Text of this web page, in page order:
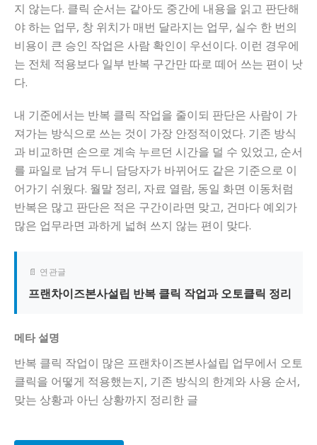
지 않는다. 클릭 순서는 같아도 중간에 내용을 읽고 판단해
야 하는 업무, 창 위치가 매번 달라지는 업무, 실수 한 번의
비용이 큰 승인 작업은 사람 확인이 우선이다. 이런 경우에
는 전체 적용보다 일부 반복 구간만 따로 떼어 쓰는 편이 낫
다.
내 기준에서는 반복 클릭 작업을 줄이되 판단은 사람이 가
져가는 방식으로 쓰는 것이 가장 안정적이었다. 기존 방식
과 비교하면 손으로 계속 누르던 시간을 덜 수 있었고, 순서
를 파일로 남겨 두니 담당자가 바뀌어도 같은 기준으로 이
어가기 쉬웠다. 월말 정리, 자료 열람, 동일 화면 이동처럼
반복은 많고 판단은 적은 구간이라면 맞고, 건마다 예외가
많은 업무라면 과하게 넓혀 쓰지 않는 편이 맞다.
📄 연관글
프랜차이즈본사설립 반복 클릭 작업과 오토클릭 정리
메타 설명
반복 클릭 작업이 많은 프랜차이즈본사설립 업무에서 오토
클릭을 어떻게 적용했는지, 기존 방식의 한계와 사용 순서,
맞는 상황과 아닌 상황까지 정리한 글